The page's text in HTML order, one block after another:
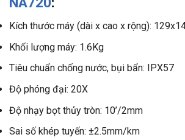
Kích thước máy (dài x cao x rộng):
Khối lượng máy: 1.6Kg
Tiêu chuẩn chống nước, bụi bẩn: IPX57
Độ phóng đại: 20X
Độ nhạy bọt thủy tròn: 10’/2mm
Sai số khép tuyến: ±2.5mm/km